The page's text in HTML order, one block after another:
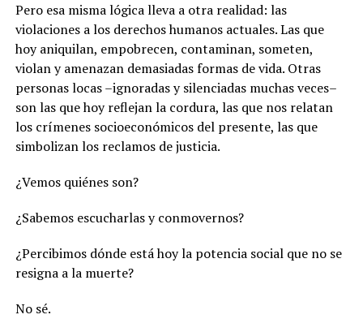
Pero esa misma lógica lleva a otra realidad: las
violaciones a los derechos humanos actuales. Las que
hoy aniquilan, empobrecen, contaminan, someten,
violan y amenazan demasiadas formas de vida. Otras
personas locas –ignoradas y silenciadas muchas veces–
son las que hoy reflejan la cordura, las que nos relatan
los crímenes socioeconómicos del presente, las que
simbolizan los reclamos de justicia.
¿Vemos quiénes son?
¿Sabemos escucharlas y conmovernos?
¿Percibimos dónde está hoy la potencia social que no se
resigna a la muerte?
No sé.